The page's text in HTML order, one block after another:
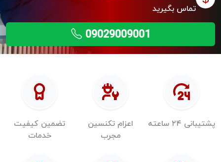
تماس بگیرید
09029009001
پشتیبانی ۲۴ ساعته
اعزام تکنسین
مجرب
تضمین کیفیت
خدمات